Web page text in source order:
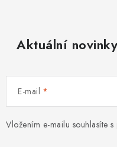
Aktuální
E-mail
Vložením e-mailu souhlasíte s